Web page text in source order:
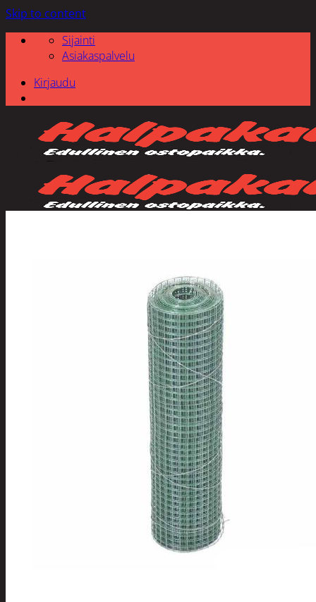
Skip to content
Sijainti
Asiakaspalvelu
Kirjaudu
Poistotuotteet
Kausituotteet
Joulu
Joulu- ja kausivalot
Joulukoristeet